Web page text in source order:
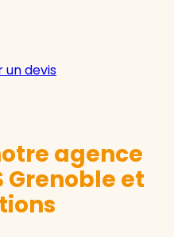
un devis
agence
Grenoble et